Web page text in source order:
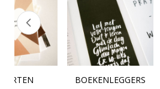
BOEKENLEGGERS